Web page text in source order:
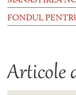
FONDUL
Articole